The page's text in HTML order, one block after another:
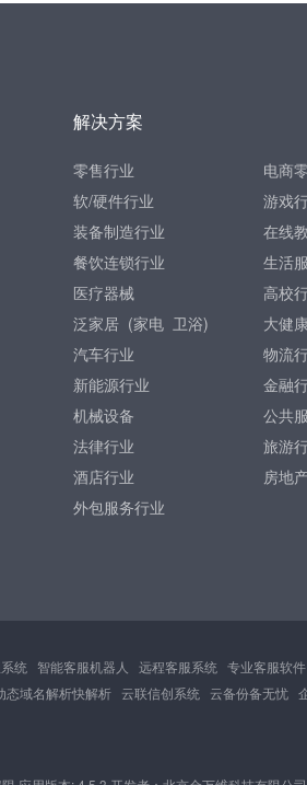
解决方案
零售行业
软/硬件行业
装备制造行业
餐饮连锁行业
医疗器械
泛家居 (家电 卫浴)
汽车行业
新能源行业
机械设备
法律行业
酒店行业
外包服务行业
电商
游戏
在线
生活
高校
大健
物流
金融
公共
旅游
房地
统 智能客服机器人 远程客服系统 专业客服软件
态域名解析快解析 云联信创系统 云备份备无忧